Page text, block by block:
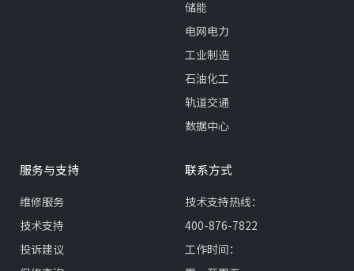
储能
电网电力
工业制造
石油化工
轨道交通
数据中心
服务与支持
维修服务
技术支持
投诉建议
联系方式
技术支持热线：
400-876-7822
工作时间：